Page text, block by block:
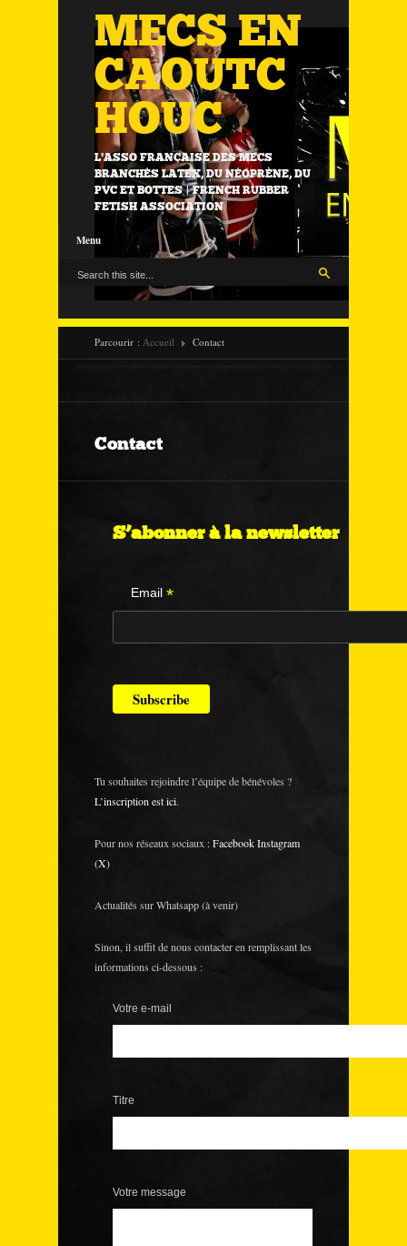
MECS EN
CAOUTC
HOUC
L'ASSO FRANÇAISE DES MECS
BRANCHÉS LATEX, DU NÉOPRÈNE, DU
PVC ET BOTTES | FRENCH RUBBER
FETISH ASSOCIATION
Menu
Parcourir : Accueil Contact
Contact
S’abonner à la newsletter
Email *
Tu souhaites rejoindre l’équipe de bénévoles ?
L’inscription est ici.
Pour nos réseaux sociaux :FacebookInstagram
(X)
Actualités sur Whatsapp (à venir)
Sinon, il suffit de nous contacter en remplissant les
informations ci-dessous :
Votre e-mail
Titre
Votre message